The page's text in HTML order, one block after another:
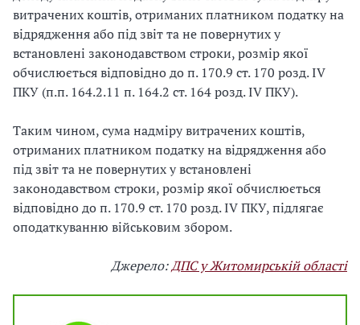
витрачених коштів, отриманих платником податку на
відрядження або під звіт та не повернутих у
встановлені законодавством строки, розмір якої
обчислюється відповідно до п. 170.9 ст. 170 розд. ІV
ПКУ (п.п. 164.2.11 п. 164.2 ст. 164 розд. ІV ПКУ).
Таким чином, сума надміру витрачених коштів,
отриманих платником податку на відрядження або
під звіт та не повернутих у встановлені
законодавством строки, розмір якої обчислюється
відповідно до п. 170.9 ст. 170 розд. ІV ПКУ, підлягає
оподаткуванню військовим збором.
Джерело:ДПС у Житомирській області